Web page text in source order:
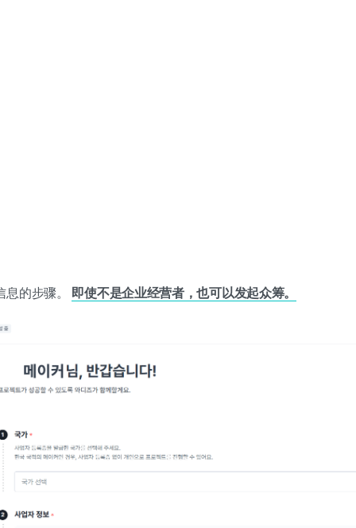
的步骤。 即使不是企业经营者，也可以发起众筹。